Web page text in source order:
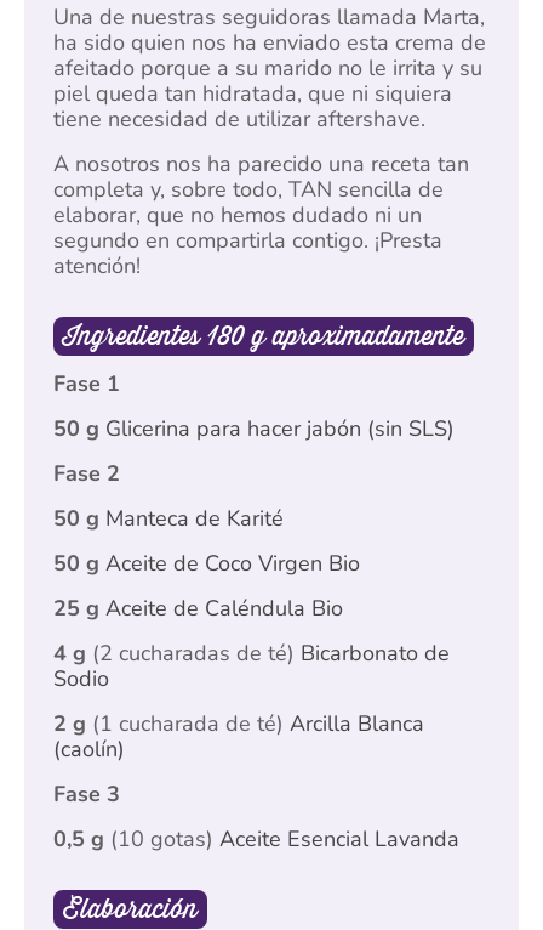
Una de nuestras seguidoras llamada Marta,
ha sido quien nos ha enviado esta crema de
afeitado porque a su marido no le irrita y su
piel queda tan hidratada, que ni siquiera
tiene necesidad de utilizar aftershave.
A nosotros nos ha parecido una receta tan
completa y, sobre todo, TAN sencilla de
elaborar, que no hemos dudado ni un
segundo en compartirla contigo. ¡Presta
atención!
Ingredientes 180 g aproximadamente
Fase 1
50 g Glicerina para hacer jabón (sin SLS)
Fase 2
50 g Manteca de Karité
50 g Aceite de Coco Virgen Bio
25 g Aceite de Caléndula Bio
4 g (2 cucharadas de té) Bicarbonato de
Sodio
2 g (1 cucharada de té) Arcilla Blanca
(caolín)
Fase 3
0,5 g (10 gotas) Aceite Esencial Lavanda
Elaboración